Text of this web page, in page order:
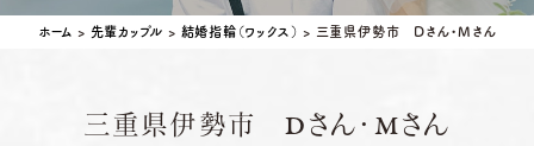
結婚指輪 婚約指輪
ホーム > 先輩カップル > 結婚指輪（ワックス） > 三重県伊勢市 Dさん・Mさん
三重県伊勢市 Dさん・Mさん
岐阜本店 TEL.058-265-2756
※祝日の場合は営業